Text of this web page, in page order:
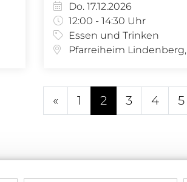
Do. 17.12.2026
12:00 - 14:30 Uhr
Essen und Trinken
« 1 2 3 4 5